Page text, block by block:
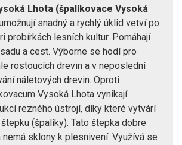
Lhota (špalíkovace Vysoká
snadný a rychlý úklid vetví po
probírkách lesních kultur. Pomáhají
a cest. Výborne se hodí pro
rostoucích drevin a v neposlední
náletových drevin. Oproti
Vysoká Lhota vynikají
rezného ústrojí, díky které vytvárí
(špalíky). Tato štepka dobre
nemá sklony k plesnivení. Využívá se